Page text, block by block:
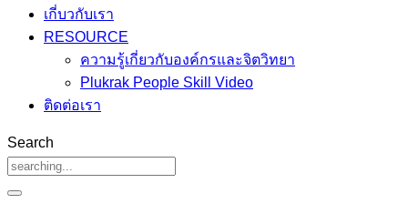
เกี่บวกับเรา
RESOURCE
ความรู้เกี่ยวกับองค์กรและจิตวิทยา
Plukrak People Skill Video
ติดต่อเรา
Search